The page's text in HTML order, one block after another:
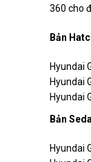
360 cho
Bản
Hyundai
Hyundai
Hyundai
Bản
Hyundai